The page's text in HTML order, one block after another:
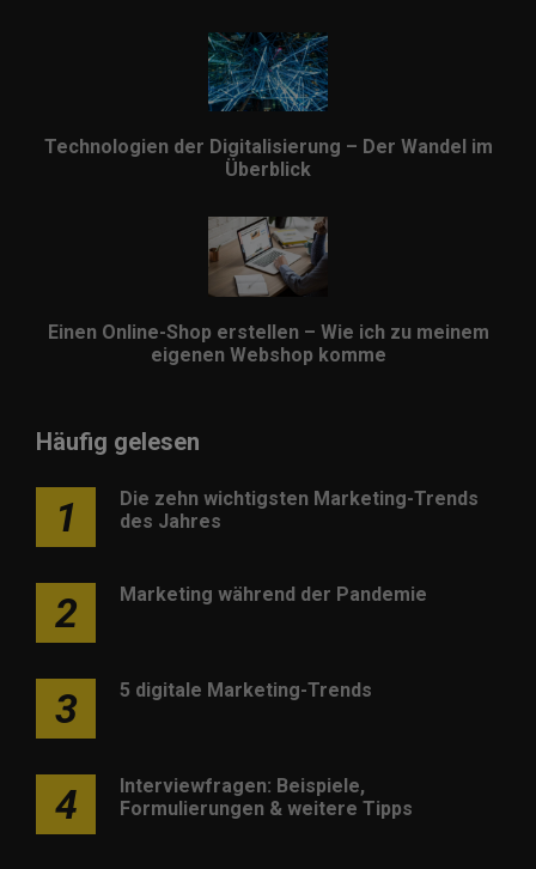
Technologien der Digitalisierung – Der Wandel im
Überblick
Einen Online-Shop erstellen – Wie ich zu meinem
eigenen Webshop komme
Häufig gelesen
1
Die zehn wichtigsten Marketing-Trends
des Jahres
2 Marketing während der Pandemie
3 5 digitale Marketing-Trends
4
Interviewfragen: Beispiele,
Formulierungen & weitere Tipps